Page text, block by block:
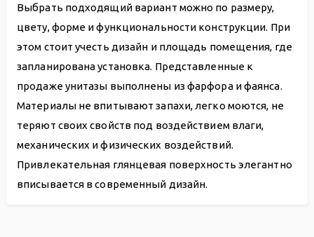
Выбрать подходящий вариант можно по размеру,
цвету, форме и функциональности конструкции. При
этом стоит учесть дизайн и площадь помещения, где
запланирована установка. Представленные к
продаже унитазы выполнены из фарфора и фаянса.
Материалы не впитывают запахи, легко моются, не
теряют своих свойств под воздействием влаги,
механических и физических воздействий.
Привлекательная глянцевая поверхность элегантно
вписывается в современный дизайн.